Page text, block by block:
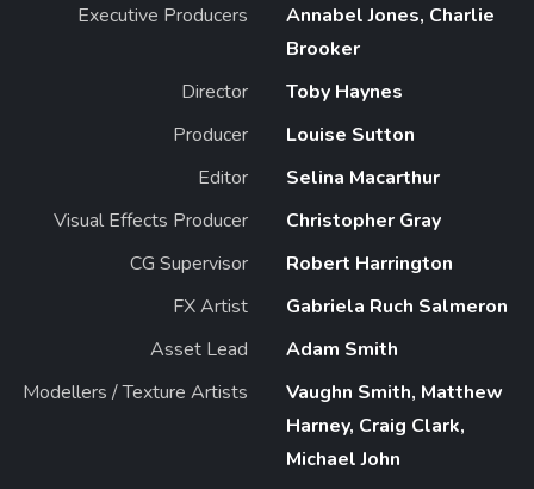
Executive Producers
Annabel Jones, Charlie
Brooker
Director
Toby Haynes
Producer
Louise Sutton
Editor
Selina Macarthur
Visual Effects Producer
Christopher Gray
CG Supervisor
Robert Harrington
FX Artist
Gabriela Ruch Salmeron
Asset Lead
Adam Smith
Modellers / Texture Artists
Vaughn Smith, Matthew
Harney, Craig Clark,
Michael John